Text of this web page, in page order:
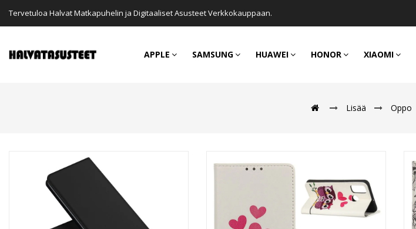
Tervetuloa Halvat Matkapuhelin ja Digitaaliset Asusteet Verkkokauppaan.
APPLE SAMSUNG HUAWEI HONOR XIAOMI
Lisää Oppo